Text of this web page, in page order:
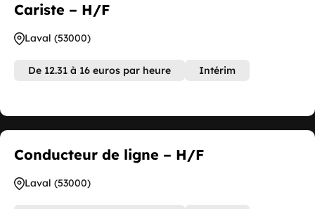
Cariste – H/F
Laval (53000)
De 12.31 à 16 euros par heure Intérim
Conducteur de ligne – H/F
Laval (53000)